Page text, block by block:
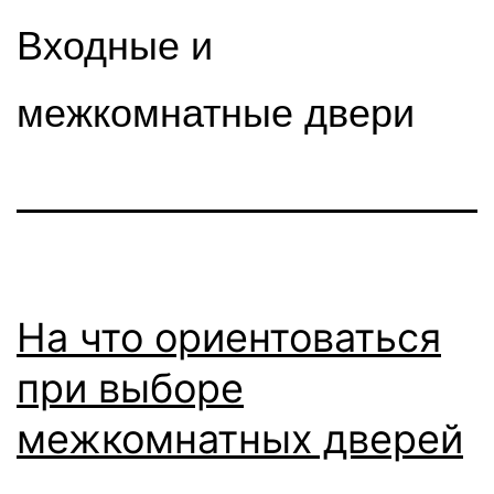
Входные и
межкомнатные двери
На что ориентоваться
при выборе
межкомнатных дверей